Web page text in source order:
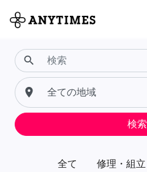
全て 修理・組立
search
place
検索